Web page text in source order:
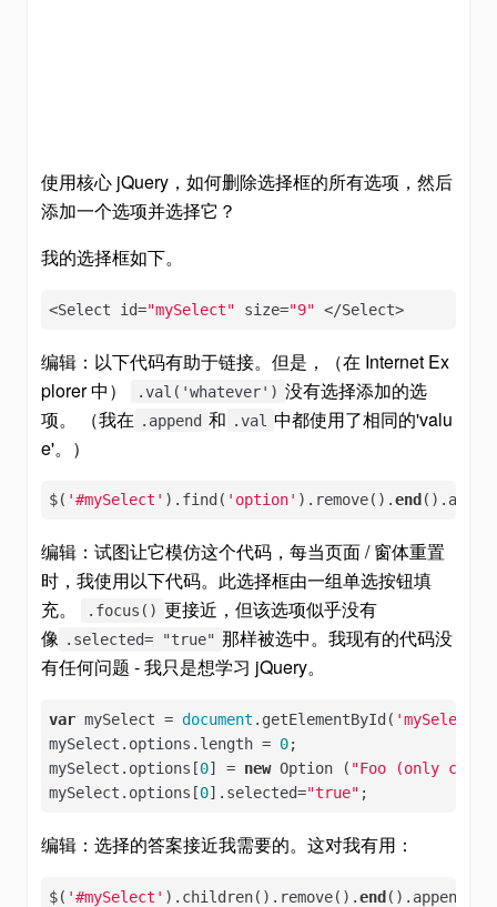
使用核心 jQuery，如何删除选择框的所有选项，然后
添加一个选项并选择它？
我的选择框如下。
<Select id="mySelect" size="9" </Select>
编辑：以下代码有助于链接。但是，（在 Internet Ex
plorer 中）
.val('whatever') 没有选择添加的选
项。 （我在 .append 和 .val 中都使用了相同的'valu
e'。）
$( '#mySelect' ).find( 'option' ).remove().end
编辑：试图让它模仿这个代码，每当页面 / 窗体重置
时，我使用以下代码。此选择框由一组单选按钮填
充。
.focus() 更接近，但该选项似乎没有
像 .selected= "true" 那样被选中。我现有的代码没
有任何问题 - 我只是想学习 jQuery。
var mySelect = document .getElementById( 'mySelect'
mySelect.options.length = 0;
mySelect.options[0] = new Option ( "Foo (only
mySelect.options[0].selected="true" ;
编辑：选择的答案接近我需要的。这对我有用：
$( '#mySelect' ).children().remove().end().append(